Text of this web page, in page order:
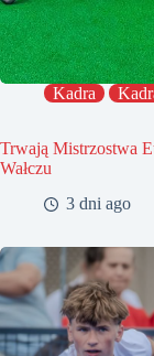
Kadra
Trwają Mistrzostwa
Wałczu
3 dni ago